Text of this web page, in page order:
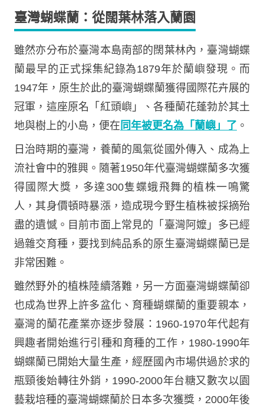
臺灣蝴蝶蘭：從闊葉林落入蘭園
雖然亦分布於臺灣本島南部的闊葉林內，臺灣蝴蝶
蘭最早的正式採集紀錄為1879年於蘭嶼發現。而
1947年，原生於此的臺灣蝴蝶蘭獲得國際花卉展的
冠軍，這座原名「紅頭嶼」、各種蘭花蓬勃於其土
地與樹上的小島，便在 同年被更名為「蘭嶼」了 。
日治時期的臺灣，養蘭的風氣從國外傳入、成為上
流社會中的雅興。隨著1950年代臺灣蝴蝶蘭多次獲
得國際大獎，多達300隻蝶蛾飛舞的植株一鳴驚
人，其身價頓時暴漲，造成現今野生植株被採摘殆
盡的遺憾。目前市面上常見的「臺灣阿嬤」多已經
過雜交育種，要找到純品系的原生臺灣蝴蝶蘭已是
非常困難。
雖然野外的植株陸續落難，另一方面臺灣蝴蝶蘭卻
也成為世界上許多盆化、育種蝴蝶蘭的重要親本，
臺灣的蘭花產業亦逐步發展：1960-1970年代起有
興趣者開始進行引種和育種的工作，1980-1990年
蝴蝶蘭已開始大量生產，經歷國內市場供過於求的
瓶頸後始轉往外銷，1990-2000年台糖又數次以園
藝栽培種的臺灣蝴蝶蘭於日本多次獲獎，2000年後